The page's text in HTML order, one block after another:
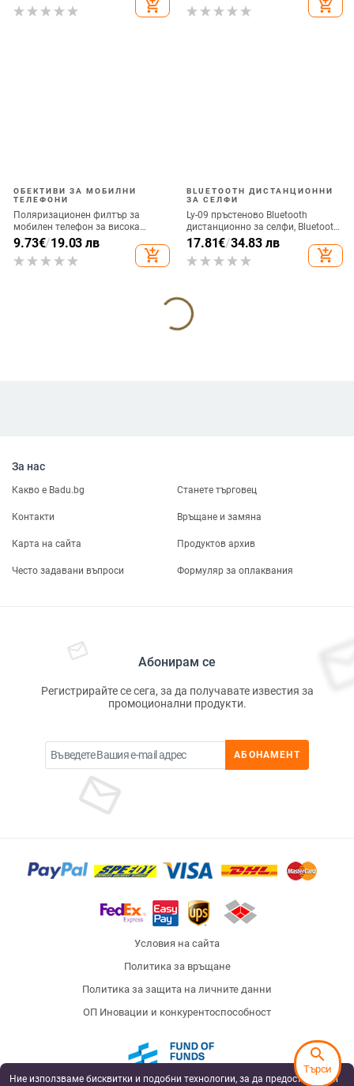
между пиновете
add_shopping_cart add_shopping_cart
ОБЕКТИВИ ЗА МОБИЛНИ
ТЕЛЕФОНИ
Поляризационен филтър за
мобилен телефон за висока
резолюция — ND филтър, модел
GZM
9.73€/19.03 лв
add_shopping_cart
BLUETOOTH ДИСТАНЦИОННИ
ЗА СЕЛФИ
Ly-09 пръстеново Bluetooth
дистанционно за селфи, Bluetooth
5.3, ABS материал, тегло 10
17.81€/34.83 лв
add_shopping_cart
За нас
Какво е Badu.bg Станете търговец
Контакти Връщане и замяна
Карта на сайта Продуктов архив
Често задавани въпроси Формуляр за оплаквания
Абонирам се
Регистрирайте се сега, за да получавате известия за
промоционални продукти.
АБОНАМЕНТ
Условия на сайта
Политика за връщане
Политика за защита на личните данни
ОП Иновации и конкурентоспособност
Ние използваме бисквитки и подобни технологии, за да предоставяме и
search
Търси